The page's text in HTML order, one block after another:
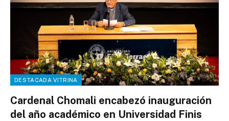
DESTACADA VITRINA
Cardenal Chomali encabezó inauguración
del año académico en Universidad Finis